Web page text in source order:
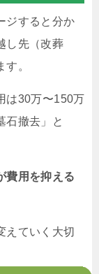
ジすると分か
し先（改葬
。
は30万〜150万
石撤去」と
費用を抑える
えていく大切